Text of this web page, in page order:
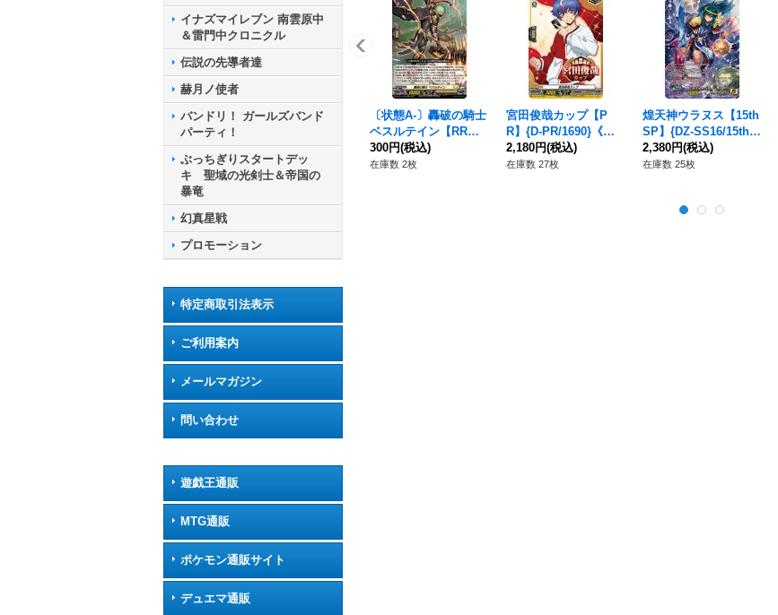
イナズマイレブン 南雲原中
＆雷門中クロニクル
伝説の先導者達
赫月ノ使者
バンドリ！ ガールズバンド
パーティ！
ぶっちぎりスタートデッ
キ 聖域の光剣士＆帝国の
暴竜
幻真星戦
プロモーション
特定商取引法表示
ご利用案内
メールマガジン
問い合わせ
遊戯王通販
MTG通販
ポケモン通販サイト
デュエマ通販
〔状態A-〕轟破の騎士
ベスルテイン【RR】
{DZ-BT11/032}《ケテ
ルサンクチュアリ》
300円(税込)
在庫数 2枚
宮田俊哉カップ【P
R】{D-PR/1690}《そ
の他》
2,180円(税込)
在庫数 27枚
煌天神ウラヌス【15th
SP】{DZ-SS16/15thS
P09}《ケテルサンクチ
ュアリ》
2,380円(税込)
在庫数 25枚